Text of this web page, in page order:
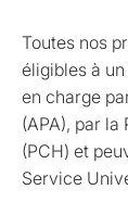
Toutes nos
éligibles à
en charge
(APA), par
(PCH) et
Service